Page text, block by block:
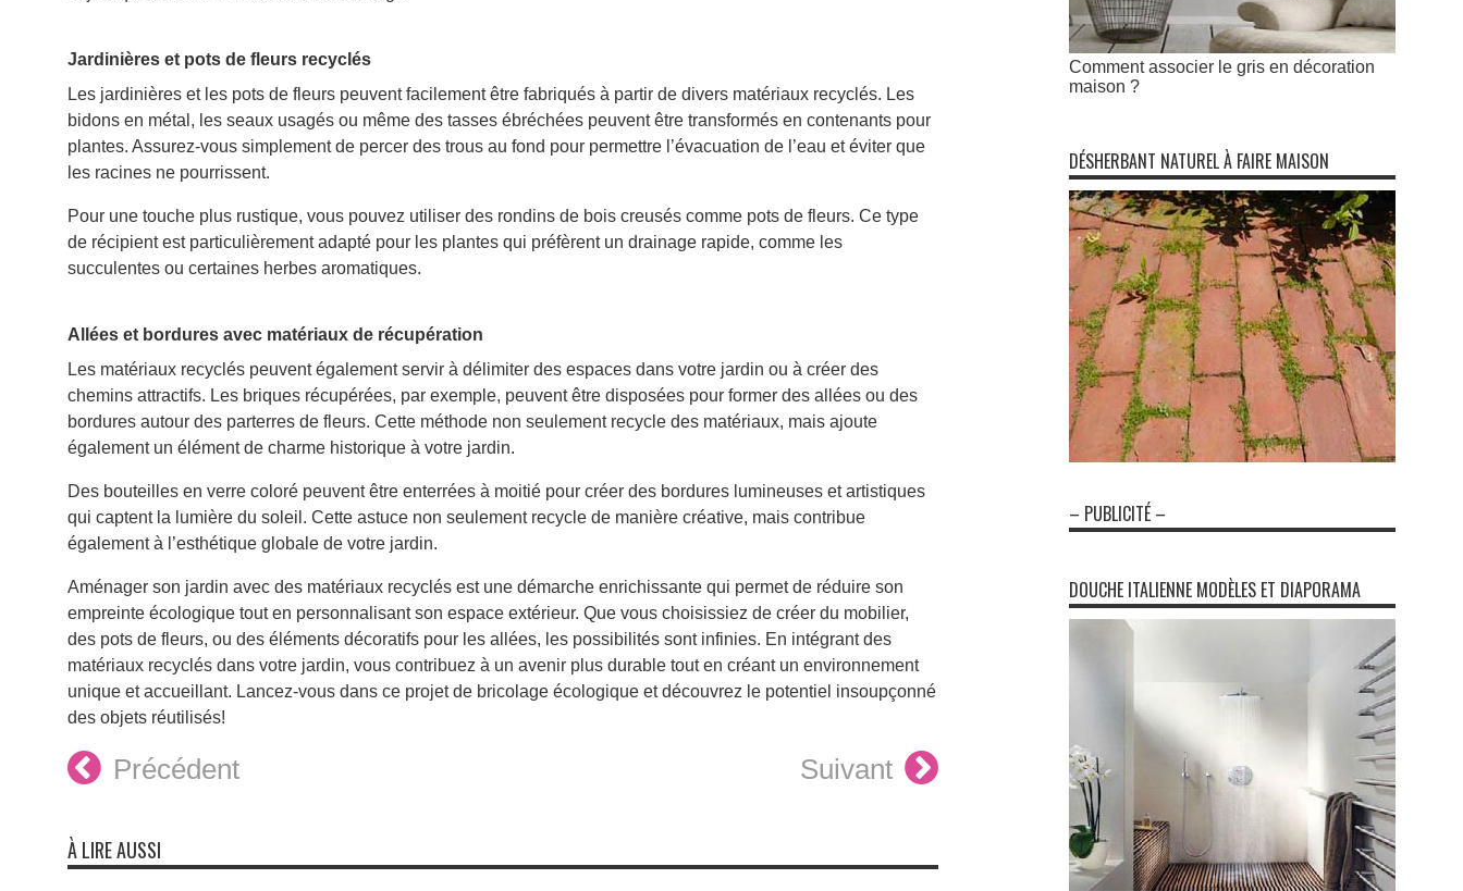
Jardinières et pots de fleurs recyclés
Les jardinières et les pots de fleurs peuvent facilement être fabriqués à partir de divers matériaux recyclés. Les
bidons en métal, les seaux usagés ou même des tasses ébréchées peuvent être transformés en contenants pour
plantes. Assurez-vous simplement de percer des trous au fond pour permettre l’évacuation de l’eau et éviter que
les racines ne pourrissent.
Pour une touche plus rustique, vous pouvez utiliser des rondins de bois creusés comme pots de fleurs. Ce type
de récipient est particulièrement adapté pour les plantes qui préfèrent un drainage rapide, comme les
succulentes ou certaines herbes aromatiques.
Allées et bordures avec matériaux de récupération
Les matériaux recyclés peuvent également servir à délimiter des espaces dans votre jardin ou à créer des
chemins attractifs. Les briques récupérées, par exemple, peuvent être disposées pour former des allées ou des
bordures autour des parterres de fleurs. Cette méthode non seulement recycle des matériaux, mais ajoute
également un élément de charme historique à votre jardin.
Des bouteilles en verre coloré peuvent être enterrées à moitié pour créer des bordures lumineuses et artistiques
qui captent la lumière du soleil. Cette astuce non seulement recycle de manière créative, mais contribue
également à l’esthétique globale de votre jardin.
Aménager son jardin avec des matériaux recyclés est une démarche enrichissante qui permet de réduire son
empreinte écologique tout en personnalisant son espace extérieur. Que vous choisissiez de créer du mobilier,
des pots de fleurs, ou des éléments décoratifs pour les allées, les possibilités sont infinies. En intégrant des
matériaux recyclés dans votre jardin, vous contribuez à un avenir plus durable tout en créant un environnement
unique et accueillant. Lancez-vous dans ce projet de bricolage écologique et découvrez le potentiel insoupçonné
des objets réutilisés!
Précédent Suivant
À LIRE AUSSI
Comment associer le gris en décoration
maison ?
DÉSHERBANT NATUREL À FAIRE MAISON
– PUBLICITÉ –
DOUCHE ITALIENNE MODÈLES ET DIAPORAMA